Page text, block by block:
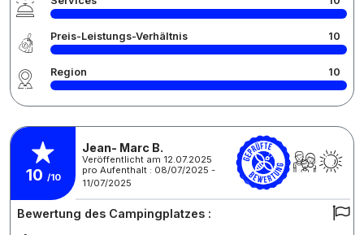
Preis-Leistungs-Verhältnis 10
Region 10
10 /10
Jean- Marc B.
Veröffentlicht am 12.07.2025
pro Aufenthalt : 08/07/2025 -
11/07/2025
Bewertung des Campingplatzes :